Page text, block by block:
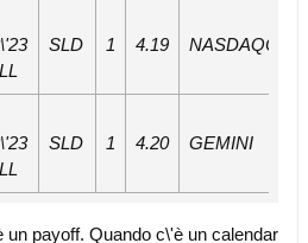
SLD 1 4.19 NASDAQOM
SLD 1 4.20 GEMINI
payoff. Quando c\'è un calendar